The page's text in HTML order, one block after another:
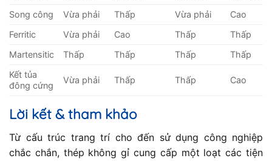
Song công
Vừa phải Thấp Vừa phải
Cao
Ferritic
Vừa phải Cao Thấp
Thấp
Martensitic
Thấp Thấp Thấp
Thấp
Kết tủa
đông cứng
Vừa phải Thấp Thấp Cao
Lời kết & tham khảo
Từ cấu trúc trang trí cho đến sử dụng công nghiệp
chắc chắn, thép không gỉ cung cấp một loạt các tiện